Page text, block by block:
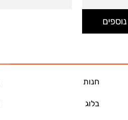
חנות
בלוג